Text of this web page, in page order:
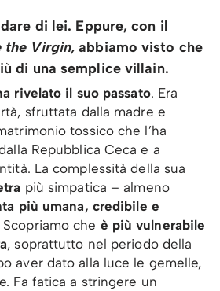
di lei. Eppure, con il
the Virgin, abbiamo visto che
di una semplice villain.
rivelato il suo passato. Era
sfruttata dalla madre e
tossico che l’ha
Repubblica Ceca e a
La complessità della sua
più simpatica – almeno
più umana, credibile e
Scopriamo che è più vulnerabile
, soprattutto nel periodo della
aver dato alla luce le gemelle,
Fa fatica a stringere un